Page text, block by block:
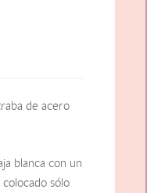
de acero
blanca con un
sólo